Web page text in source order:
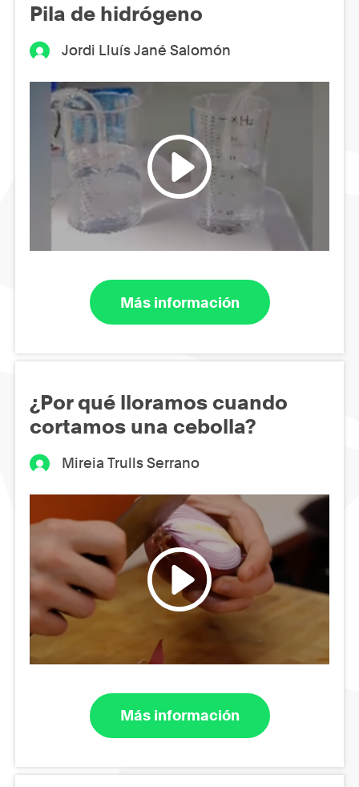
Pila de hidrógeno
Jordi Lluís Jané Salomón
Más información
¿Por qué lloramos cuando
cortamos una cebolla?
Mireia Trulls Serrano
Más información